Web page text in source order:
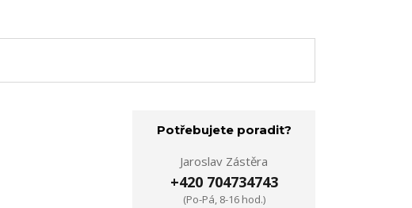
Potřebujete poradit?
Jaroslav Zástěra
+420 704734743
(Po-Pá, 8-16 hod.)